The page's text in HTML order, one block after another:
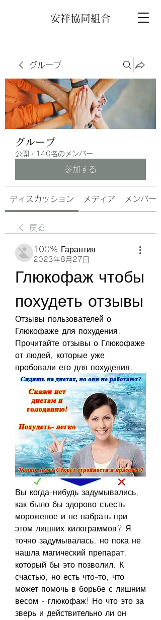
安祥協同組合
グループ
グループ
公開 · 140名のメンバー
参加する
ディスカッション メディア メンバー
戻る
100% Гарантия
2023年8月27日
Глюкофаж чтобы
похудеть отзывы
Отзывы пользователей о
Глюкофаже для похудения.
Прочитайте отзывы о Глюкофаже
от людей, которые уже
пробовали его для похудения.
Вы когда-нибудь задумывались,
как было бы здорово съесть
мороженое и не набрать при
этом лишних килограммов? Я
точно задумывалась, но пока не
нашла магический препарат,
который бы это позволил. К
счастью, но есть что-то, что
может помочь в борьбе с лишним
весом - глюкофаж! Но что это за
зверь и действительно ли он